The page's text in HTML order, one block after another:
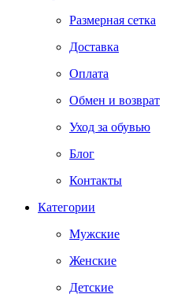
Размерная сетка
Доставка
Оплата
Обмен и возврат
Уход за обувью
Блог
Контакты
Категории
Мужские
Женские
Детские